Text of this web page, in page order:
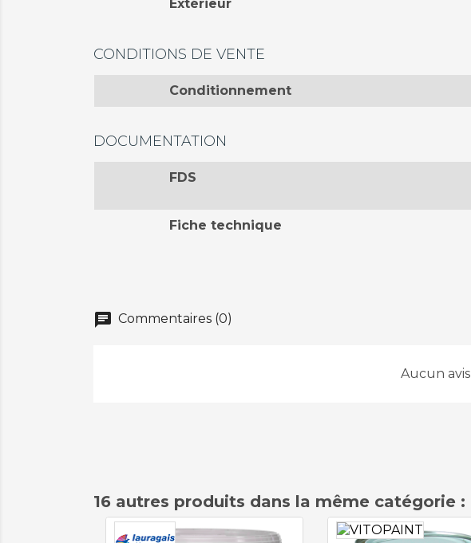
Extérieur
CONDITIONS DE VENTE
Conditionnement
DOCUMENTATION
FDS
Fiche technique
chat Commentaires (0)
Aucun
16 autres produits dans la même catégorie :